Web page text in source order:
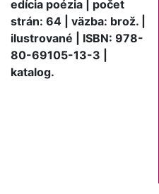
edícia poézia | počet
strán: 64 | väzba: brož. |
ilustrované | ISBN: 978-
80-69105-13-3 |
katalog.